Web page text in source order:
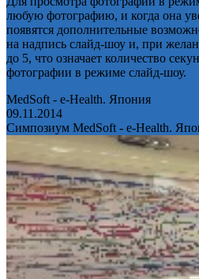
любую фотографию, и когда она
появятся дополнительные
на надпись слайд-шоу и, при
до 5, что означает количество
фотографии в режиме слайд-шоу.
MedSoft - e-Health. Япония
09.11.2014
Симпозиум MedSoft - e-Health.